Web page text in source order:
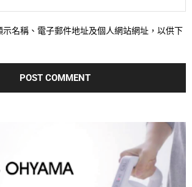
示名稱、電子郵件地址及個人網站網址，以供下